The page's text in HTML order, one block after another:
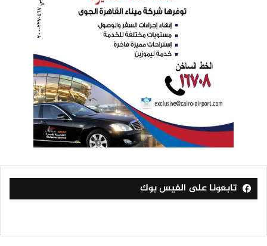
تابعونا على الفيس بوك